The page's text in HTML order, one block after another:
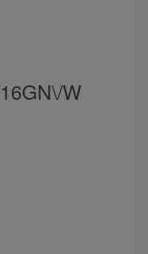
W